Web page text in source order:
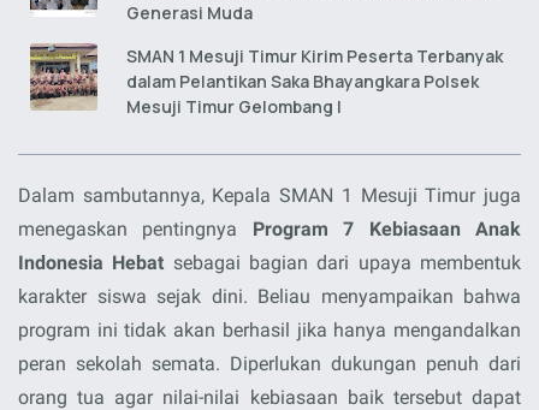
Generasi Muda
SMAN 1 Mesuji Timur Kirim Peserta Terbanyak
dalam Pelantikan Saka Bhayangkara Polsek
Mesuji Timur Gelombang I
Dalam sambutannya, Kepala SMAN 1 Mesuji Timur juga
menegaskan pentingnya Program 7 Kebiasaan Anak
Indonesia Hebat sebagai bagian dari upaya membentuk
karakter siswa sejak dini. Beliau menyampaikan bahwa
program ini tidak akan berhasil jika hanya mengandalkan
peran sekolah semata. Diperlukan dukungan penuh dari
orang tua agar nilai-nilai kebiasaan baik tersebut dapat